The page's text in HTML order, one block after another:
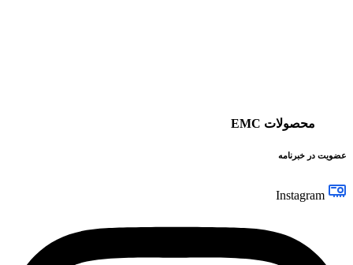
محصولات EMC
عضویت در خبرنامه
Instagram